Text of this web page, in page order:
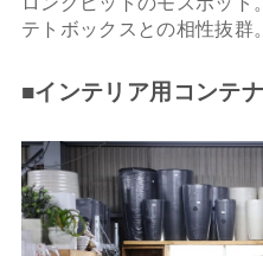
テトボックスとの相性抜群。
■インテリア用コンテ